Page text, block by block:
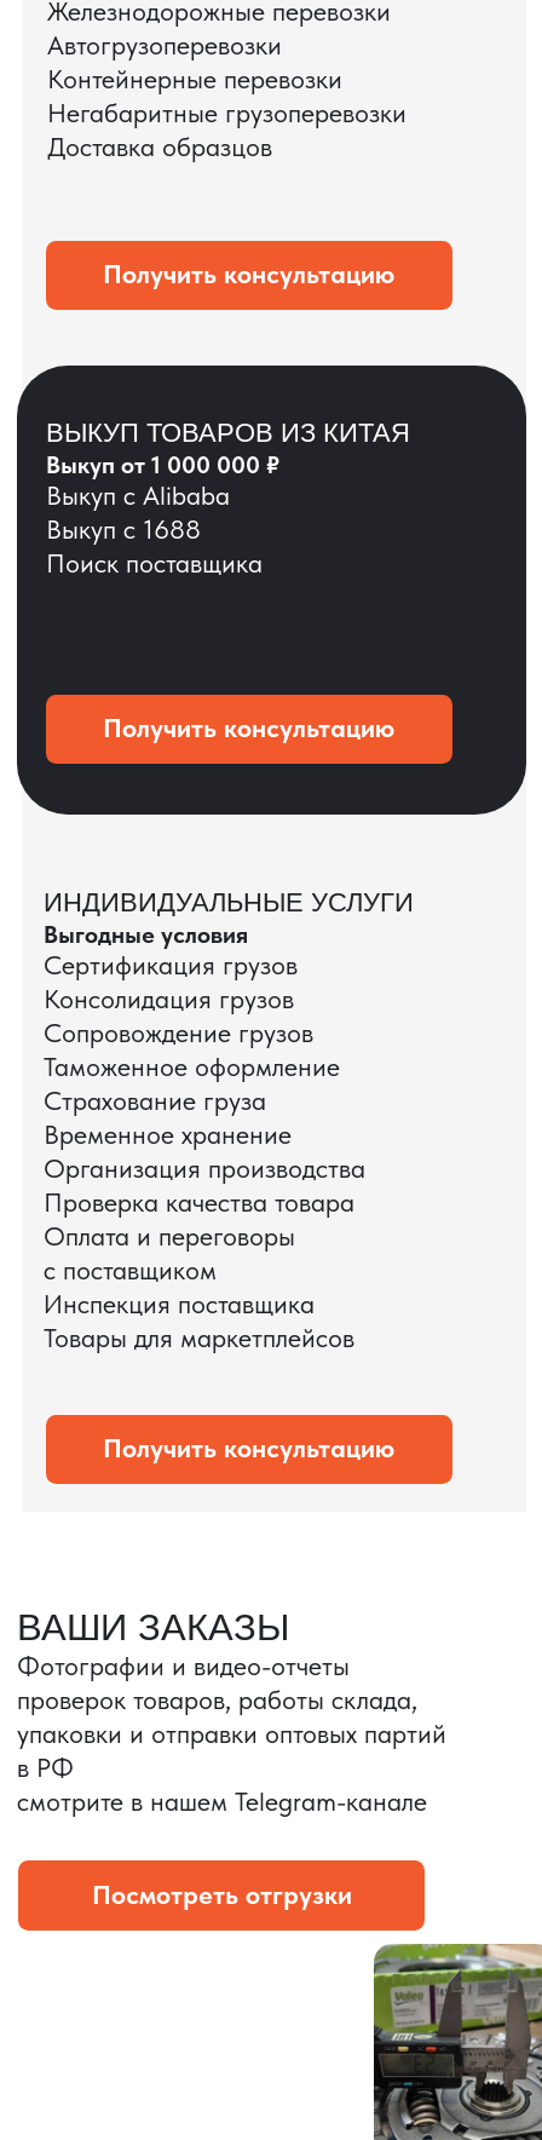
ДО ОПЛАТЫ?
ОСТАВЬТЕ ЗАЯВКУ
Мы вернёмся с расчётом и фото после
технической проверки
Оставить заявку
КЕЙС ПАО «РОСТЕЛЕКОМ»
ПАО «Ростелеком» доверяет нам полный
цикл международных поставок — от
поиска и проверки поставщиков до
доставки оборудования.
Мы обеспечили полный цикл работ:
проверку продукции, логистику,
таможенное оформление и контроль
сроков. В результате все товары были
доставлены точно в срок и без
дополнительных рисков.
PRO TORG — проверенный партнёр по
международной логистике для ведущих
федеральных компаний.
Оставить заявку
Портативные колонки
Условия: Тираж 3100 шт.
Колонка с шнуром
зарядным, без коробки
и ложемента (эвы).
Условия: Тираж 5900 шт.
15w.
Комплект: устройство +
КОНТРОЛЬ КАЧЕСТВА
Проверка по ТЗ включает: